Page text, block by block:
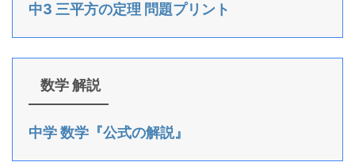
中3 三平方の定理 問題プリント
数学 解説
中学 数学『公式の解説』